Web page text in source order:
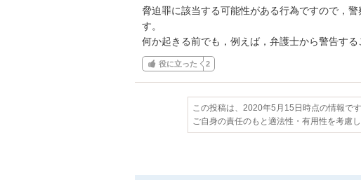
脅迫罪に該当する可能性がある行為ですので，
す。
何か起きる前でも，例えば，弁護士から警告する
役に立った 2
この投稿は、2020年5月15日時点の情報です
ご自身の責任のもと適法性・有用性を考慮